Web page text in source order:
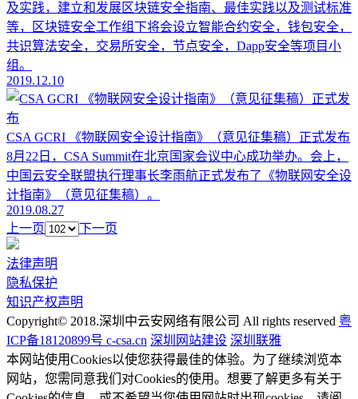
及实践，建立和发展区块链安全指南、最佳实践以及测试标准
等，区块链安全工作组下将会设立智能合约安全，钱包安全，
共识算法安全，交易所安全，节点安全，Dapp安全等项目小
组。
2019.12.10
CSA GCRI 《物联网安全设计指南》（意见征集稿）正式发布
8月22日，CSA Summit在北京国家会议中心成功举办。会上，
中国云安全联盟执行理事长李雨航正式发布了《物联网安全设
计指南》（意见征集稿）。
2019.08.27
上一页
下一页
法律声明
隐私保护
知识产权声明
Copyright© 2018.深圳中云安网络有限公司 All rights reserved 粤
ICP备18120899号 c-csa.cn 深圳网站建设 深圳联雅
本网站使用Cookies以使您获得最佳的体验。为了继续浏览本
网站，您需同意我们对Cookies的使用。想要了解更多有关于